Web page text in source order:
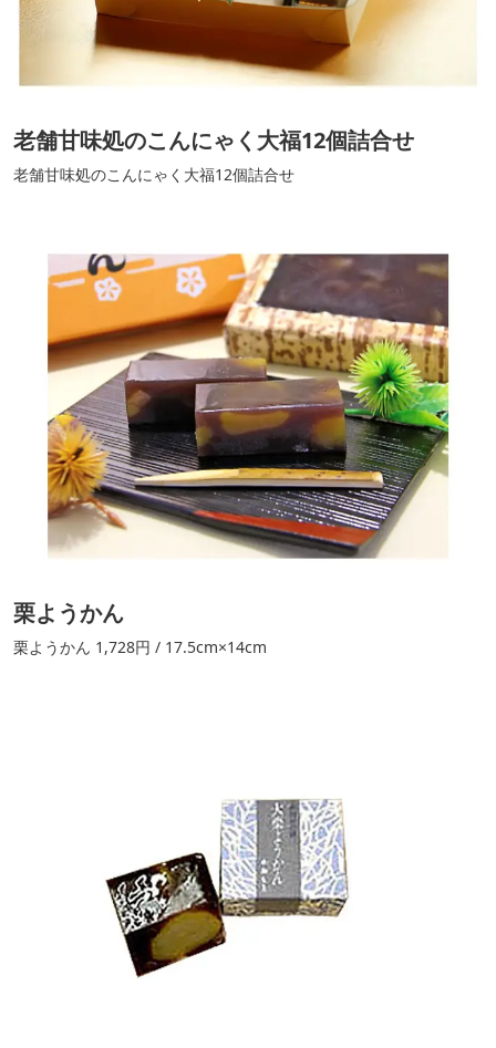
老舗甘味処のこんにゃく大福12個詰合せ
老舗甘味処のこんにゃく大福12個詰合せ
栗ようかん
栗ようかん 1,728円 / 17.5cm×14cm